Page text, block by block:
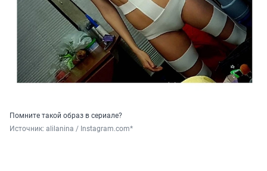
Помните такой образ в сериале?
Источник: alilanina / Instagram.com*